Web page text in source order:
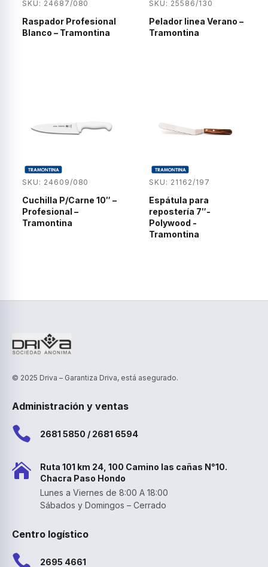
SKU: 24687/080
Raspador Profesional
Blanco – Tramontina
SKU: 25586/130
Pelador linea Verano –
Tramontina
SKU: 24609/080
Cuchilla P/Carne 10″ –
Profesional –
Tramontina
SKU: 21162/197
Espátula para
repostería 7″-
Polywood -
Tramontina
© 2025 Driva – Garantiza Driva, está asegurado.
Administración y ventas
 2681 5850 / 2681 6594

Ruta 101 km 24, 100 Camino las cañas N°10.
Chacra Paso Hondo
Lunes a Viernes de 8:00 A 18:00
Sábados y Domingos – Cerrado
Centro logístico
 2695 4661